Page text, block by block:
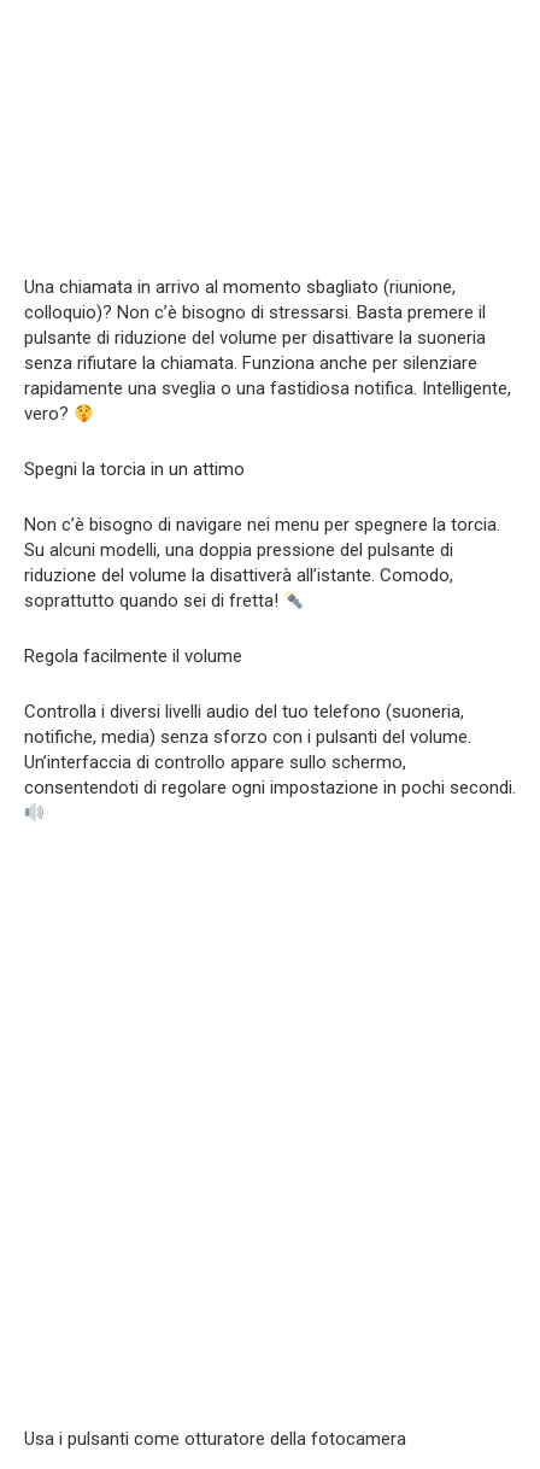
Una chiamata in arrivo al momento sbagliato (riunione,
colloquio)? Non c’è bisogno di stressarsi. Basta premere il
pulsante di riduzione del volume per disattivare la suoneria
senza rifiutare la chiamata. Funziona anche per silenziare
rapidamente una sveglia o una fastidiosa notifica. Intelligente,
vero?
Spegni la torcia in un attimo
Non c’è bisogno di navigare nei menu per spegnere la torcia.
Su alcuni modelli, una doppia pressione del pulsante di
riduzione del volume la disattiverà all’istante. Comodo,
soprattutto quando sei di fretta!
Regola facilmente il volume
Controlla i diversi livelli audio del tuo telefono (suoneria,
notifiche, media) senza sforzo con i pulsanti del volume.
Un’interfaccia di controllo appare sullo schermo,
consentendoti di regolare ogni impostazione in pochi secondi.
Usa i pulsanti come otturatore della fotocamera